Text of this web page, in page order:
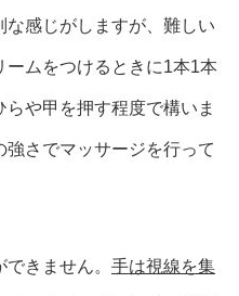
感じがしますが、難しい
ームをつけるときに1本1本
や甲を押す程度で構いま
さでマッサージを行って
きません。 手は視線を集